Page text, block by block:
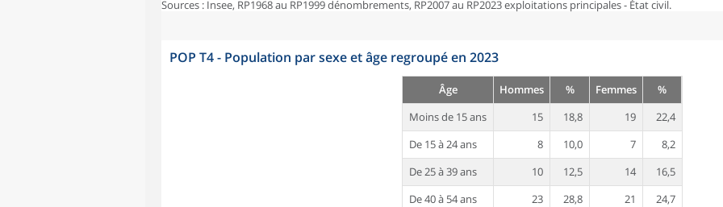
Sources : Insee, RP1968 au RP1999 dénombrements, RP2007 au RP2023 exploitations principales - État civil.
POP T4 - Population par sexe et âge regroupé en 2023
Âge Hommes % Femmes
%
Moins de 15 ans
15 18,8 19
22,4
De 15 à 24 ans
8 10,0 7
8,2
De 25 à 39 ans
10 12,5 14
16,5
De 40 à 54 ans
23 28,8 21
24,7